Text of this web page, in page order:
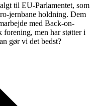
til EU-Parlamentet, som
jernbane holdning. Dem
med Back-on-
forening, men har støtter i
gør vi det bedst?